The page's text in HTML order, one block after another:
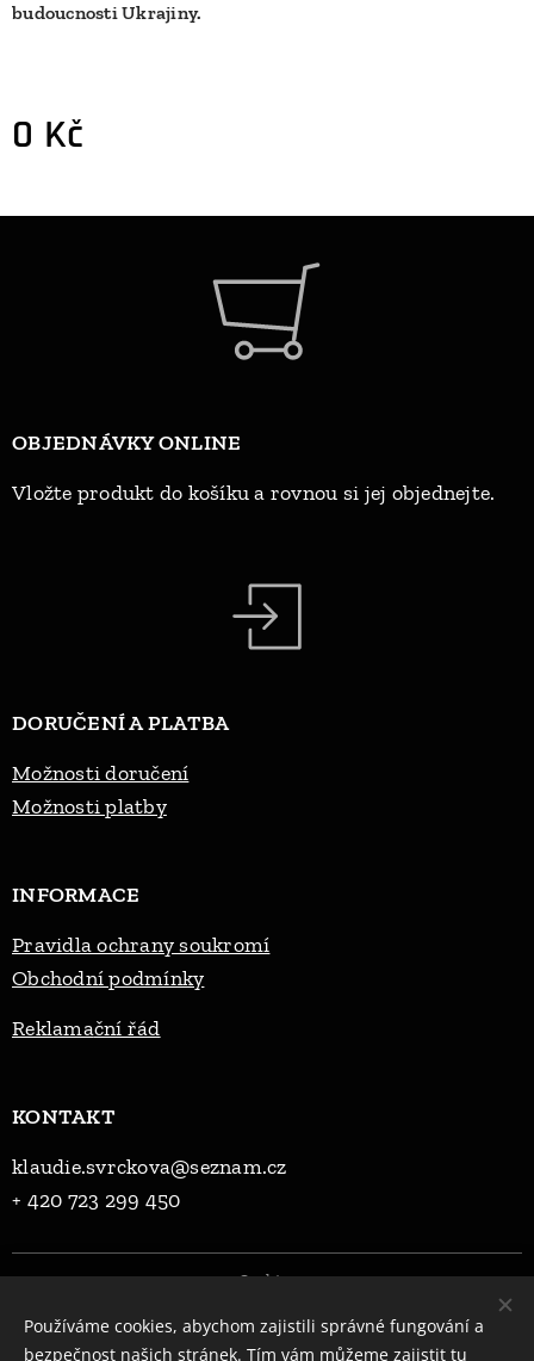
budoucnosti Ukrajiny.
0 Kč
OBJEDNÁVKY ONLINE
Vložte produkt do košíku a rovnou si jej objednejte.
DORUČENÍ A PLATBA
Možnosti doručení
Možnosti platby
INFORMACE
Pravidla ochrany soukromí
Obchodní podmínky
Reklamační řád
KONTAKT
klaudie.svrckova@seznam.cz
+ 420 723 299 450
Cookies
Jazyky
Používáme cookies, abychom zajistili správné fungování a
bezpečnost našich stránek. Tím vám můžeme zajistit tu